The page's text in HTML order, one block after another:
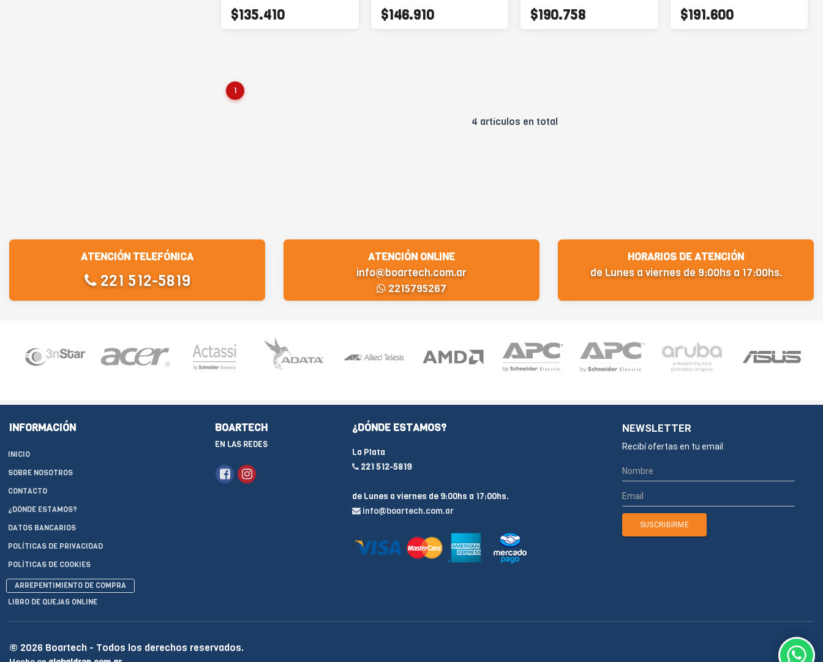
$135.410 $146.910 $190.758 $191.600
1
4 artículos en total
ATENCIÓN TELEFÓNICA
221 512-5819
ATENCIÓN ONLINE
info@boartech.com.ar
2215795267
HORARIOS DE ATENCIÓN
de Lunes a viernes de 9:00hs a 17:00hs.
INFORMACIÓN
INICIO
SOBRE NOSOTROS
CONTACTO
¿DÓNDE ESTAMOS?
DATOS BANCARIOS
POLÍTICAS DE PRIVACIDAD
POLÍTICAS DE COOKIES
ARREPENTIMIENTO DE COMPRA
LIBRO DE QUEJAS ONLINE
BOARTECH
EN LAS REDES
¿DÓNDE ESTAMOS?
La Plata
221 512-5819
de Lunes a viernes de 9:00hs a 17:00hs.
info@boartech.com.ar
NEWSLETTER
Recibí ofertas en tu email
© 2026 Boartech - Todos los derechos reservados.